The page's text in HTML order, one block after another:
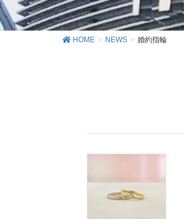
HOME NEWS 婚約指輪